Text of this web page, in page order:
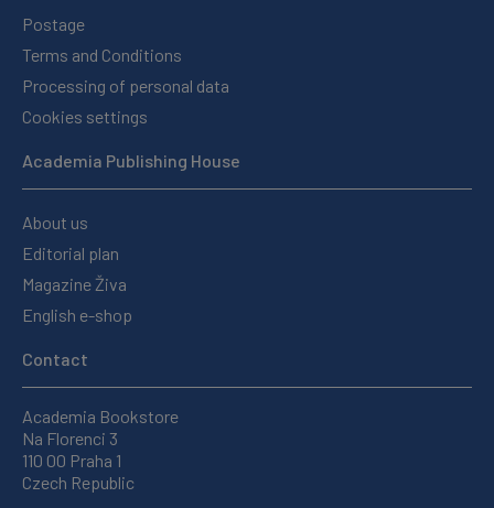
Postage
Terms and Conditions
Processing of personal data
Cookies settings
Academia Publishing House
About us
Editorial plan
Magazine Živa
English e-shop
Contact
Academia Bookstore
Na Florenci 3
110 00 Praha 1
Czech Republic